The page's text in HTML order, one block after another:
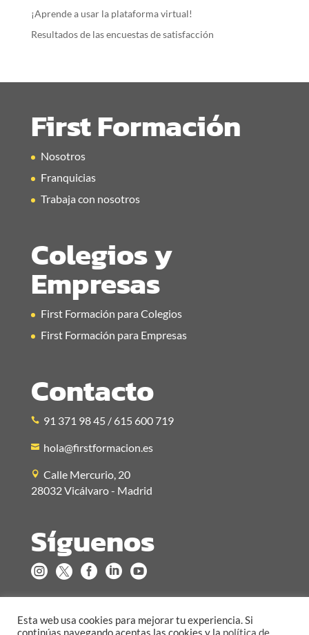
¡Aprende a usar la plataforma virtual!
Resultados de las encuestas de satisfacción
First Formación
Nosotros
Franquicias
Trabaja con nosotros
Colegios y
Empresas
First Formación para Colegios
First Formación para Empresas
Contacto
91 371 98 45 / 615 600 719
hola@firstformacion.es
Calle Mercurio, 20
28032 Vicálvaro - Madrid
Síguenos
    
Esta web usa cookies para mejorar tu experiencia. Si
continúas navegando aceptas las cookies y la política de